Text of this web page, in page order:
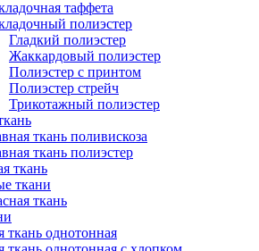
таффета
полиэстер
Гладкий полиэстер
Жаккардовый полиэстер
Полиэстер с принтом
Полиэстер стрейч
Трикотажный полиэстер
ткань поливискоза
ткань полиэстер
ткань
ткани
ткань
ткань однотонная